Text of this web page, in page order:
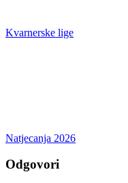
Kvarnerske lige
Natjecanja 2026
Odgovori